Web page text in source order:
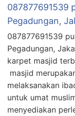
087877691539
Pegadungan,
087877691539
Pegadungan,
karpet masjid
masjid
melaksanakan
untuk umat
menyediakan